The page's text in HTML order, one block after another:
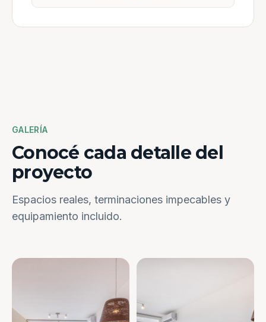
GALERÍA
Conocé cada detalle del
proyecto
Espacios reales, terminaciones impecables y
equipamiento incluido.